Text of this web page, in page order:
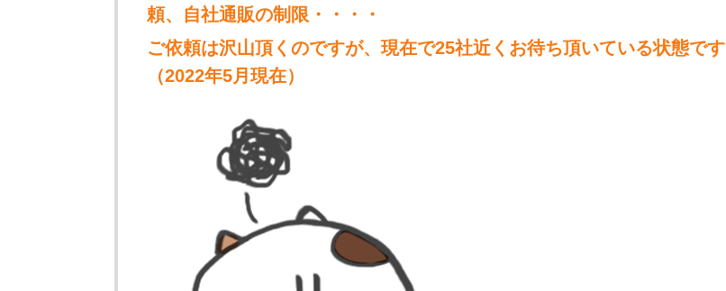
頼、自社通販の制限・・・・
ご依頼は沢山頂くのですが、現在で25社近くお待ち頂いている状態です
（2022年5月現在）